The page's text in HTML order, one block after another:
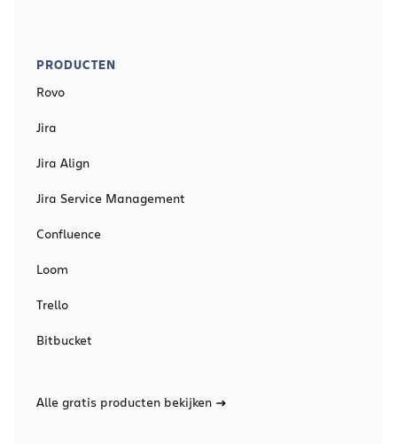
PRODUCTEN
Rovo
Jira
Jira Align
Jira Service Management
Confluence
Loom
Trello
Bitbucket
Alle gratis producten bekijken